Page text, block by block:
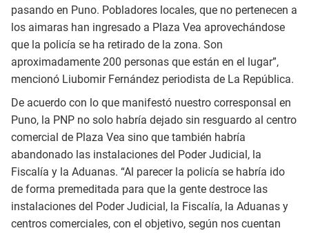
pasando en Puno. Pobladores locales, que no pertenecen a
los aimaras han ingresado a Plaza Vea aprovechándose
que la policía se ha retirado de la zona. Son
aproximadamente 200 personas que están en el lugar”,
mencionó Liubomir Fernández periodista de La República.
De acuerdo con lo que manifestó nuestro corresponsal en
Puno, la PNP no solo habría dejado sin resguardo al centro
comercial de Plaza Vea sino que también habría
abandonado las instalaciones del Poder Judicial, la
Fiscalía y la Aduanas. “Al parecer la policía se habría ido
de forma premeditada para que la gente destroce las
instalaciones del Poder Judicial, la Fiscalía, la Aduanas y
centros comerciales, con el objetivo, según nos cuentan